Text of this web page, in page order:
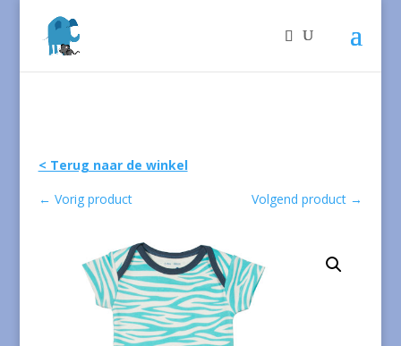
< Terug naar de winkel
← Vorig product Volgend product →